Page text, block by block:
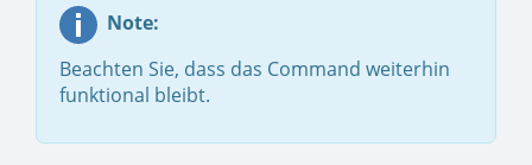
Note:
Beachten Sie, dass das Command weiterhin
funktional bleibt.